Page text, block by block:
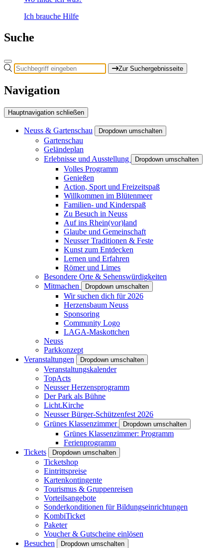
Ich brauche Hilfe
Suche
Zur Suchergebnisseite
Navigation
Hauptnavigation schließen
Neuss & Gartenschau Dropdown umschalten
Gartenschau
Geländeplan
Erlebnisse und Ausstellung
Dropdown umschalten
Volles Programm
Genießen
Action, Sport und Freizeitspaß
Willkommen im Blütenmeer
Familien- und Kinderspaß
Zu Besuch in Neuss
Auf ins Rhein(vor)land
Glaube und Gemeinschaft
Neusser Traditionen & Feste
Kunst zum Entdecken
Lernen und Erfahren
Römer und Limes
Besondere Orte & Sehenswürdigkeiten
Mitmachen
Dropdown umschalten
Wir suchen dich für 2026
Herzensbaum Neuss
Sponsoring
Community Logo
LAGA-Maskottchen
Neuss
Parkkonzept
Veranstaltungen
Dropdown umschalten
Veranstaltungskalender
TopActs
Neusser Herzensprogramm
Der Park als Bühne
Licht.Kirche
Neusser Bürger-Schützenfest 2026
Grünes Klassenzimmer
Dropdown umschalten
Grünes Klassenzimmer: Programm
Ferienprogramm
Tickets
Dropdown umschalten
Ticketshop
Eintrittspreise
Kartenkontingente
Tourismus & Gruppenreisen
Vorteilsangebote
Sonderkonditionen für Bildungseinrichtungen
KombiTicket
Paketer
Voucher & Gutscheine einlösen
Besuchen
Dropdown umschalten